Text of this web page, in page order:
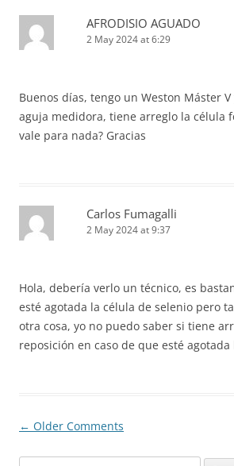
AFRODISIO AGUADO
2 May 2024 at 6:29
Buenos días, tengo un Weston Máster
aguja medidora, tiene arreglo la célula
vale para nada? Gracias
Carlos Fumagalli
2 May 2024 at 9:37
Hola, debería verlo un técnico, es
esté agotada la célula de selenio pero
otra cosa, yo no puedo saber si tiene
reposición en caso de que esté
Comment
← Older Comments